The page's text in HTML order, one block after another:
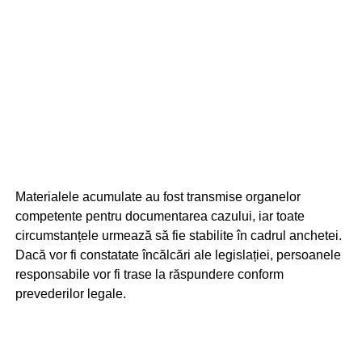
Materialele acumulate au fost transmise organelor
competente pentru documentarea cazului, iar toate
circumstanțele urmează să fie stabilite în cadrul anchetei.
Dacă vor fi constatate încălcări ale legislației, persoanele
responsabile vor fi trase la răspundere conform
prevederilor legale.